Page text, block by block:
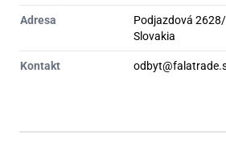
Adresa
Podjazdová
Slovakia
Kontakt